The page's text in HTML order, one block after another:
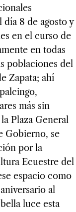
día 8 de agosto y
en el curso de
en todas
poblaciones del
Zapata; ahí
más sin
Plaza General
Gobierno, se
por la
Ecuestre del
espacio como
al
luce esta